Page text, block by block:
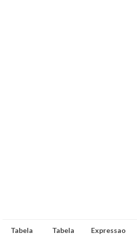
Tabela
Tabela
Expressao